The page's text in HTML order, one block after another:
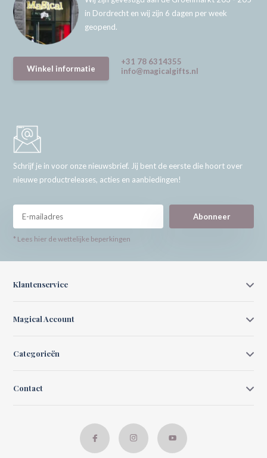
in Dordrecht en wij zijn 6 dagen per week
geopend.
Winkel informatie
+31 78 6314355
info@magicalgifts.nl
Schrijf je in voor onze nieuwsbrief. Jij bent de eerste die hoort over
nieuwe productreleases, acties en aanbiedingen!
Abonneer
* Lees hier de wettelijke beperkingen
Klantenservice
Magical Account
Categorieën
Contact